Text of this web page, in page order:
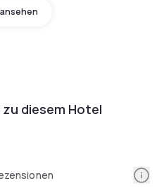
diesem Hotel